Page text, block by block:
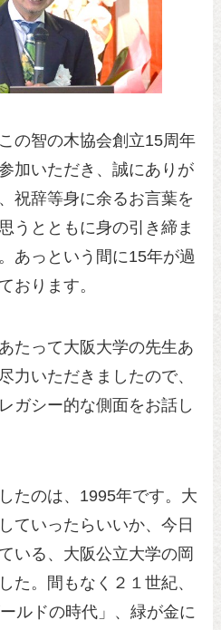
の智の木協会創立15周年
加いただき、誠にありが
祝辞等身に余るお言葉を
うとともに身の引き締ま
あっという間に15年が過
おります。
たって大阪大学の先生あ
力いただきましたので、
ガシー的な側面をお話し
たのは、1995年です。大
ていったらいいか、今日
いる、大阪公立大学の岡
た。間もなく２１世紀、
ルドの時代」、緑が金に